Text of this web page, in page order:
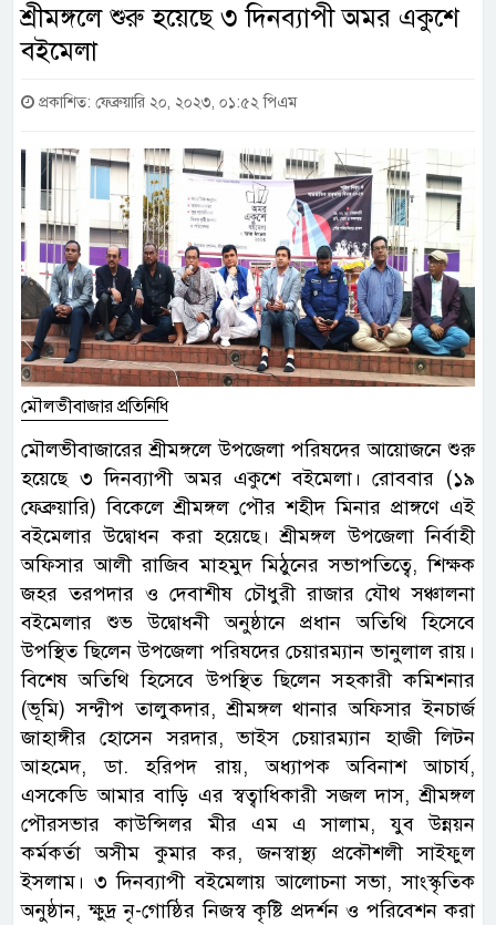
শ্রীমঙ্গলে শুরু হয়েছে ৩ দিনব্যাপী অমর একুশে
বইমেলা
প্রকাশিত: ফেব্রুয়ারি ২০, ২০২৩, ০১:৫২ পিএম
মৌলভীবাজার প্রতিনিধি
মৌলভীবাজারের শ্রীমঙ্গলে উপজেলা পরিষদের আয়োজনে শুরু
হয়েছে ৩ দিনব্যাপী অমর একুশে বইমেলা। রোববার (১৯
ফেব্রুয়ারি) বিকেলে শ্রীমঙ্গল পৌর শহীদ মিনার প্রাঙ্গণে এই
বইমেলার উদ্বোধন করা হয়েছে। শ্রীমঙ্গল উপজেলা নির্বাহী
অফিসার আলী রাজিব মাহমুদ মিঠুনের সভাপতিত্বে, শিক্ষক
জহর তরপদার ও দেবাশীষ চৌধুরী রাজার যৌথ সঞ্চালনা
বইমেলার শুভ উদ্বোধনী অনুষ্ঠানে প্রধান অতিথি হিসেবে
উপস্থিত ছিলেন উপজেলা পরিষদের চেয়ারম্যান ভানুলাল রায়।
বিশেষ অতিথি হিসেবে উপস্থিত ছিলেন সহকারী কমিশনার
(ভূমি) সন্দ্বীপ তালুকদার, শ্রীমঙ্গল থানার অফিসার ইনচার্জ
জাহাঙ্গীর হোসেন সরদার, ভাইস চেয়ারম্যান হাজী লিটন
আহমেদ, ডা. হরিপদ রায়, অধ্যাপক অবিনাশ আচার্য,
এসকেডি আমার বাড়ি এর স্বত্বাধিকারী সজল দাস, শ্রীমঙ্গল
পৌরসভার কাউন্সিলর মীর এম এ সালাম, যুব উন্নয়ন
কর্মকর্তা অসীম কুমার কর, জনস্বাস্থ্য প্রকৌশলী সাইফুল
ইসলাম। ৩ দিনব্যাপী বইমেলায় আলোচনা সভা, সাংস্কৃতিক
অনুষ্ঠান, ক্ষুদ্র নৃ-গোষ্ঠির নিজস্ব কৃষ্টি প্রদর্শন ও পরিবেশন করা